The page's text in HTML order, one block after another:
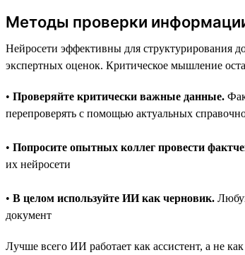
Методы проверки
Нейросети эффективны для структурирования
экспертных оценок. Критическое мышление
• Проверяйте критически важные данные.
перепроверять с помощью актуальных
• Попросите опытных коллег провести
их нейросети
• В целом используйте ИИ как черновик.
документ
Лучше всего ИИ работает как ассистент, а не